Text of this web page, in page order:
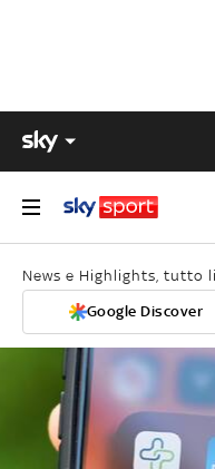
News e Highlights, tutto
Google Discover